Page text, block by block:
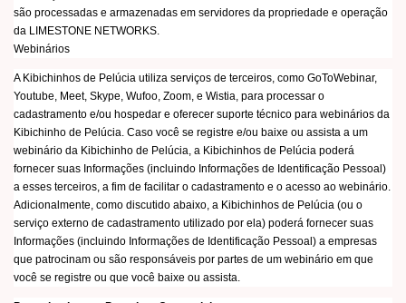
são processadas e armazenadas em servidores da propriedade e operação
da LIMESTONE NETWORKS.
Webinários
A Kibichinhos de Pelúcia utiliza serviços de terceiros, como GoToWebinar,
Youtube, Meet, Skype, Wufoo, Zoom, e Wistia, para processar o
cadastramento e/ou hospedar e oferecer suporte técnico para webinários da
Kibichinho de Pelúcia. Caso você se registre e/ou baixe ou assista a um
webinário da Kibichinho de Pelúcia, a Kibichinhos de Pelúcia poderá
fornecer suas Informações (incluindo Informações de Identificação Pessoal)
a esses terceiros, a fim de facilitar o cadastramento e o acesso ao webinário.
Adicionalmente, como discutido abaixo, a Kibichinhos de Pelúcia (ou o
serviço externo de cadastramento utilizado por ela) poderá fornecer suas
Informações (incluindo Informações de Identificação Pessoal) a empresas
que patrocinam ou são responsáveis por partes de um webinário em que
você se registre ou que você baixe ou assista.